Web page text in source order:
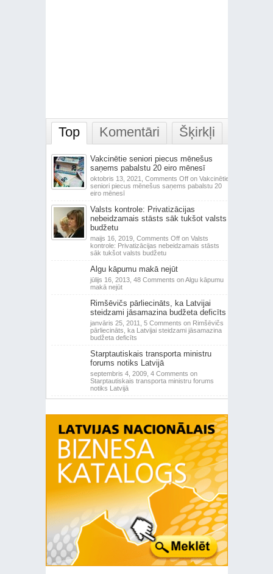
Top Komentāri Šķirkļi
Vakcinētie seniori piecus mēnešus
saņems pabalstu 20 eiro mēnesī
oktobris 13, 2021, Comments Offon Vakcinētie
seniori piecus mēnešus saņems pabalstu 20
eiro mēnesī
Valsts kontrole: Privatizācijas
nebeidzamais stāsts sāk tukšot valsts
budžetu
maijs 16, 2019, Comments Offon Valsts
kontrole: Privatizācijas nebeidzamais stāsts
sāk tukšot valsts budžetu
Algu kāpumu makā nejūt
jūlijs 16, 2013, 48 Comments on Algu kāpumu
makā nejūt
Rimšēvičs pārliecināts, ka Latvijai
steidzami jāsamazina budžeta deficīts
janvāris 25, 2011, 5 Comments on Rimšēvičs
pārliecināts, ka Latvijai steidzami jāsamazina
budžeta deficīts
Starptautiskais transporta ministru
forums notiks Latvijā
septembris 4, 2009, 4 Comments on
Starptautiskais transporta ministru forums
notiks Latvijā